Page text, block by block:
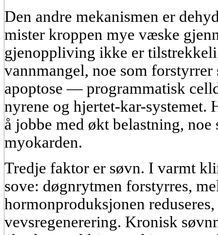
Den andre mekanismen er
mister kroppen mye væske
gjenoppliving ikke er
vannmangel, noe som
apoptose — programmatisk
nyrene og hjertet-kar-systemet.
å jobbe med økt belastning,
myokarden.
Tredje faktor er søvn. I varmt
sove: døgnrytmen forstyrres,
hormonproduksjonen
vevsregenerering. Kronisk